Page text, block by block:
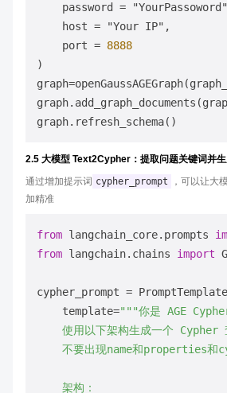
    password
=
    host
= "Your IP",
    port
= 8888
)
graph=
2.5 大模型 Text2Cypher：提取问题关键词并
通过增加提示词 cypher_prompt
，可以让大
加精准
from langchain_core.prompts
from langchain.chains import
cypher_prompt =
    template=
"""你是 AGE
使用以下架构生成一个 Cypher
不要出现name和properties和
    架构：